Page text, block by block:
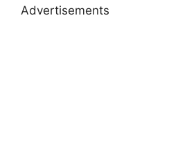
Advertisements